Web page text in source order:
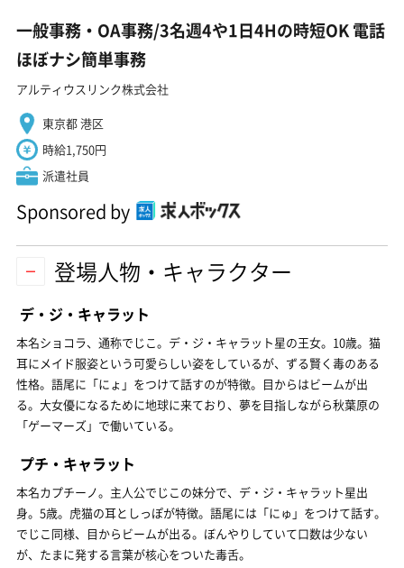
一般事務・OA事務/3名週4や1日4Hの時短OK 電話
ほぼナシ簡単事務
アルティウスリンク株式会社
東京都 港区
時給1,750円
派遣社員
Sponsored by
登場人物・キャラクター
デ・ジ・キャラット
本名ショコラ、通称でじこ。デ・ジ・キャラット星の王女。10歳。猫
耳にメイド服姿という可愛らしい姿をしているが、ずる賢く毒のある
性格。語尾に「にょ」をつけて話すのが特徴。目からはビームが出
る。大女優になるために地球に来ており、夢を目指しながら秋葉原の
「ゲーマーズ」で働いている。
プチ・キャラット
本名カプチーノ。主人公でじこの妹分で、デ・ジ・キャラット星出
身。5歳。虎猫の耳としっぽが特徴。語尾には「にゅ」をつけて話す。
でじこ同様、目からビームが出る。ぼんやりしていて口数は少ない
が、たまに発する言葉が核心をついた毒舌。